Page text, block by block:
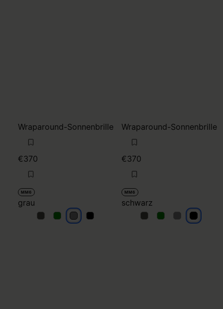
Wraparound-Sonnenbrille
€370
MM6
grau
grau graugrau grau
Wraparound-Sonnenbrille
€370
MM6
schwarz
schwarzschwarzschwarzschwarz